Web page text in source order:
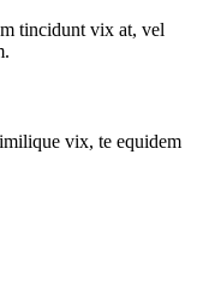
tincidunt vix at, vel
vix, te equidem